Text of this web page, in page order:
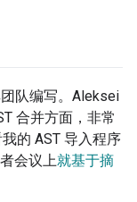
队编写。Aleksei
合并方面，非常
的 AST 导入程序
会议上就基于摘